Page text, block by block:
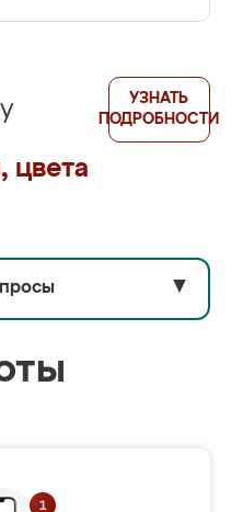
УЗНАТЬ
ПОДРОБНОСТИ
▼